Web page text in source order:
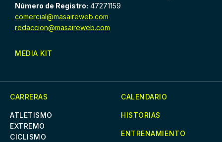
Número de Registro: 47271159
comercial@masaireweb.com
redaccion@masaireweb.com
MEDIA KIT
CARRERAS
ATLETISMO
EXTREMO
CICLISMO
CALENDARIO
HISTORIAS
ENTRENAMIENTO